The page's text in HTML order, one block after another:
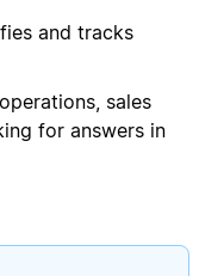
and tracks
sales
for answers in